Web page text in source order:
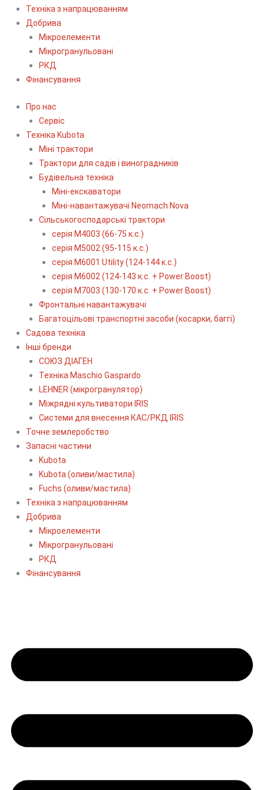
Техніка з напрацюванням
Добрива
Мікроелементи
Мікрогранульовані
РКД
Фінансування
Про нас
Сервіс
Технiка Kubota
Міні трактори
Трактори для садів і виноградників
Будівельна техніка
Міні-екскаватори
Міні-навантажувачі Neomach Nova
Сільськогосподарські трактори
серія М4003 (66-75 к.с.)
серія М5002 (95-115 к.с.)
серія M6001 Utility (124-144 к.с.)
серія М6002 (124-143 к.с. + Power Boost)
серія М7003 (130-170 к.с. + Power Boost)
Фронтальні навантажувачі
Багатоцільові транспортні засоби (косарки, баггі)
Садова техніка
Інші бренди
СОЮЗ ДІАГЕН
Техніка Maschio Gaspardo
LEHNER (мікрогранулятор)
Міжрядні культиватори IRIS
Системи для внесення КАС/РКД IRIS
Точне землеробство
Запасні частини
Kubota
Kubota (оливи/мастила)
Fuchs (оливи/мастила)
Техніка з напрацюванням
Добрива
Мікроелементи
Мікрогранульовані
РКД
Фінансування